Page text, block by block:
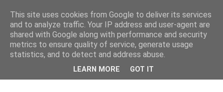
This site uses cookies from Google to deliver its services
and to analyze traffic. Your IP address and user-agent are
shared with Google along with performance and security
metrics to ensure quality of service, generate usage
statistics, and to detect and address abuse.
LEARN MORE GOT IT